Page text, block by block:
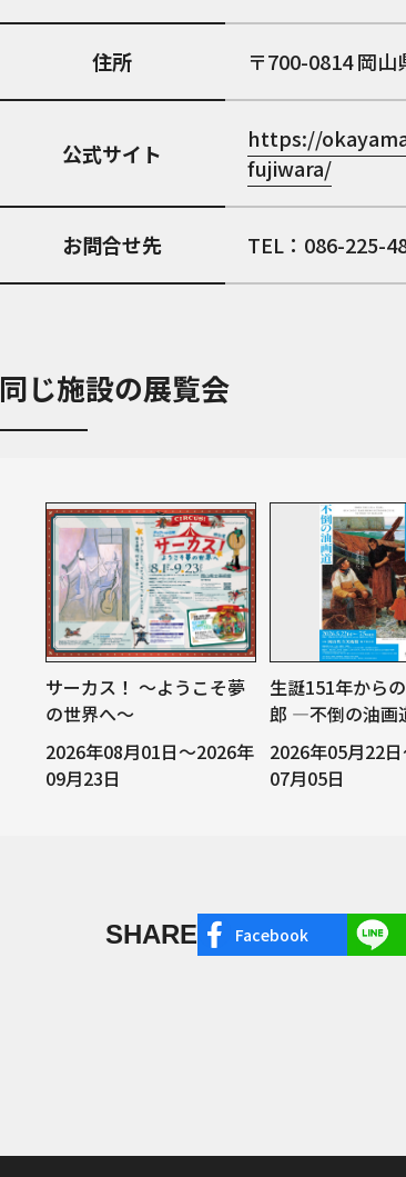
住所 700-0814 岡山
公式サイト
https://
fujiwara/
お問合せ先 TEL：086-225-
同じ施設の展覧会
サーカス！ ～ようこそ夢
の世界へ～
2026年08月01日～2026年
09月23日
生誕151年から
郎 ―不倒の油画
2026年05月22
07月05日
SHARE Facebook